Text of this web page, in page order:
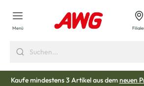
springen
Menü
Kaufe mindestens 3 Artikel aus demneuen